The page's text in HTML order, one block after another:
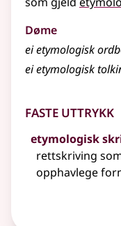
Døme
ei etymologisk
ei etymologisk
Faste uttrykk
etymologisk
rettskriving
opphavlege